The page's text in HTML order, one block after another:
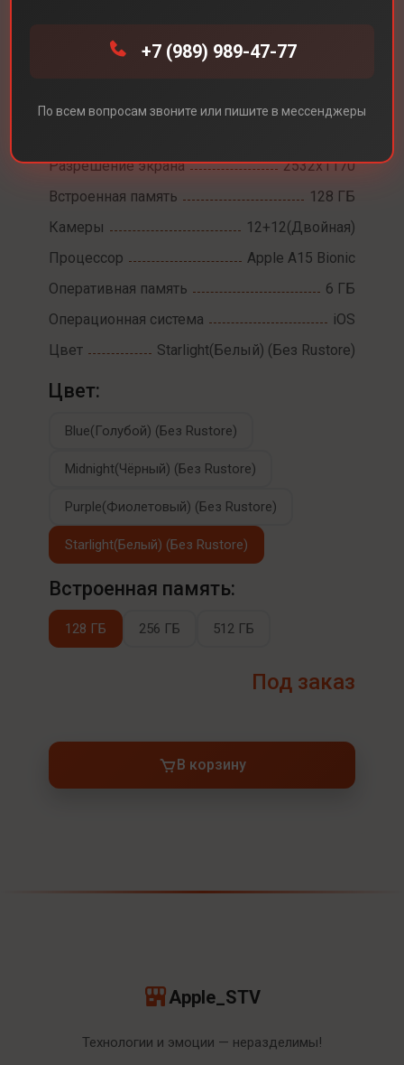
Смартфоны iPhone 14
Разрешение экрана
2532x1170
Встроенная память
128 ГБ
Камеры
12+12(Двойная)
Процессор
Apple A15 Bionic
Оперативная память
6 ГБ
Операционная система
iOS
Цвет
Starlight(Белый) (Без Rustore)
Цвет:
Blue(Голубой) (Без Rustore)
Midnight(Чёрный) (Без Rustore)
Purple(Фиолетовый) (Без Rustore)
Starlight(Белый) (Без Rustore)
Встроенная память:
128 ГБ 256 ГБ 512 ГБ
Под заказ
В корзину
Apple_STV
Технологии и эмоции — неразделимы!
+7 (989) 989-47-77
По всем вопросам звоните или пишите в мессенджеры